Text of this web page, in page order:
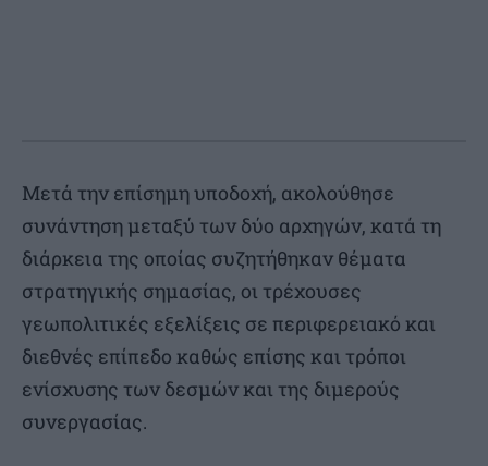
Μετά την επίσημη υποδοχή, ακολούθησε
συνάντηση μεταξύ των δύο αρχηγών, κατά τη
διάρκεια της οποίας συζητήθηκαν θέματα
στρατηγικής σημασίας, οι τρέχουσες
γεωπολιτικές εξελίξεις σε περιφερειακό και
διεθνές επίπεδο καθώς επίσης και τρόποι
ενίσχυσης των δεσμών και της διμερούς
συνεργασίας.